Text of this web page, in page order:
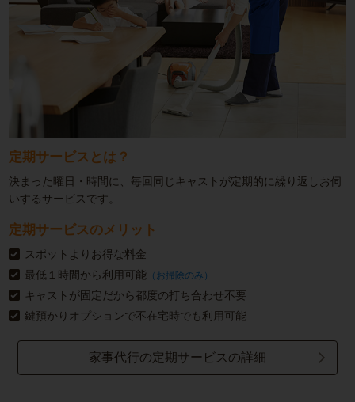
定期サービスとは？
決まった曜日・時間に、毎回同じキャストが定期的に繰り返しお伺
いするサービスです。
定期サービスのメリット
スポットよりお得な料金
最低１時間から利用可能 （お掃除のみ）
キャストが固定だから都度の打ち合わせ不要
鍵預かりオプションで不在宅時でも利用可能
家事代行の定期サービスの詳細